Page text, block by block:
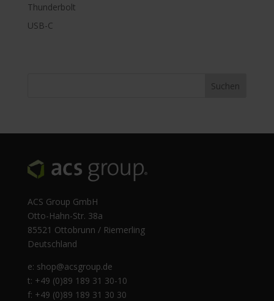
Thunderbolt
USB-C
ACS Group GmbH
Otto-Hahn-Str. 38a
85521 Ottobrunn / Riemerling
Deutschland
e: shop@acsgroup.de
t: +49 (0)89 189 31 30-10
f: +49 (0)89 189 31 30 30